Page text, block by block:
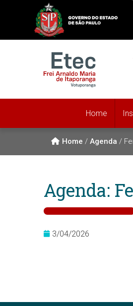
Home
Home / Agenda /
Agenda:
3/04/2026